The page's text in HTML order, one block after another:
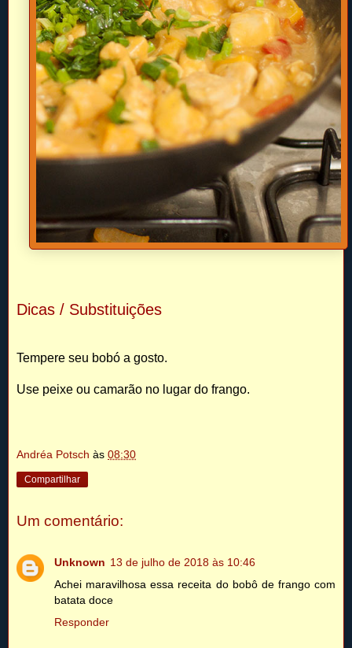
Dicas / Substituições
Tempere seu bobó a gosto.
Use peixe ou camarão no lugar do frango.
Andréa Potsch às 08:30
Compartilhar
Um comentário:
Unknown 13 de julho de 2018 às 10:46
Achei maravilhosa essa receita do bobô de frango com
batata doce
Responder